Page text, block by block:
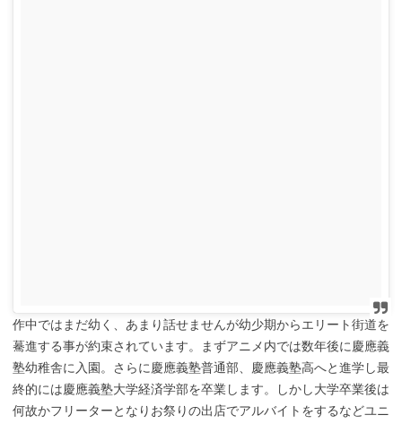
作中ではまだ幼く、あまり話せませんが幼少期からエリート街道を
驀進する事が約束されています。まずアニメ内では数年後に慶應義
塾幼稚舎に入園。さらに慶應義塾普通部、慶應義塾高へと進学し最
終的には慶應義塾大学経済学部を卒業します。しかし大学卒業後は
何故かフリーターとなりお祭りの出店でアルバイトをするなどユニ